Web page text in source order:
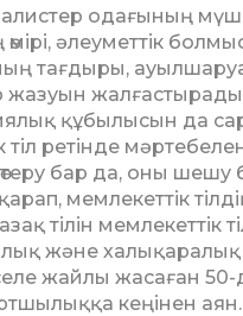
одағының
әлеу­мет­тік
тағдыры,
жал­ғас­тырады.
құбылысын да
тіл ретінде
бар да, оны
мемлекеттік
тілін
және халы­қ­ара­лық
жайлы жасаған 50-
кеңінен